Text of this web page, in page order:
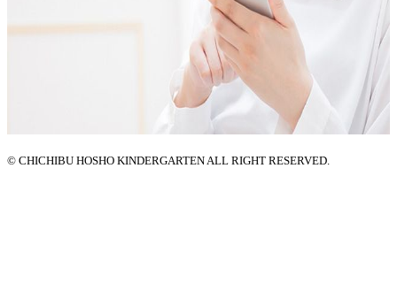
© CHICHIBU HOSHO KINDERGARTEN ALL RIGHT RESERVED.